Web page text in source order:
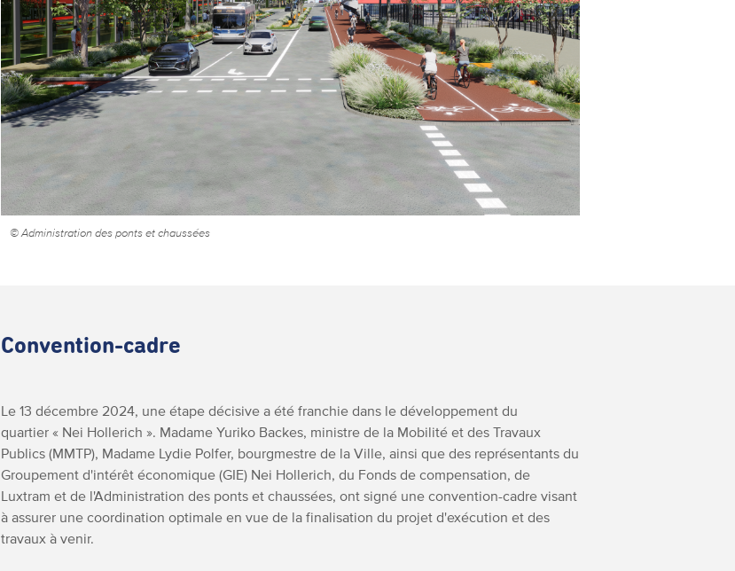
© Administration des ponts et chaussées
Convention-cadre
Le 13 décembre 2024, une étape décisive a été franchie dans le développement du
quartier « Nei Hollerich ». Madame Yuriko Backes, ministre de la Mobilité et des Travaux
Publics (MMTP), Madame Lydie Polfer, bourgmestre de la Ville, ainsi que des représentants du
Groupement d'intérêt économique (GIE) Nei Hollerich, du Fonds de compensation, de
Luxtram et de l'Administration des ponts et chaussées, ont signé une convention-cadre visant
à assurer une coordination optimale en vue de la finalisation du projet d'exécution et des
travaux à venir.